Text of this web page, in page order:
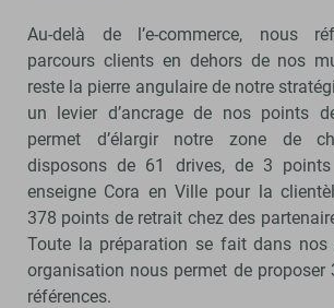
Au-delà de l’e-commerce, nous
parcours clients en dehors de nos
reste la pierre angulaire de notre
un levier d’ancrage de nos points
permet d’élargir notre zone de
disposons de 61 drives, de 3
enseigne Cora en Ville pour la
378 points de retrait chez des
Toute la préparation se fait dans nos
organisation nous permet de proposer
références.